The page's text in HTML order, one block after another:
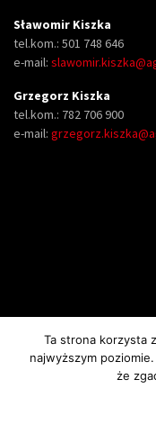
Sławomir Kiszka
tel.kom.: 501 748 646
e-mail:
Grzegorz Kiszka
tel.kom.: 782 706 900
e-mail:
Copyright AGAMON II
Wszelkie prawa zastrzeżone.
Ta strona korzysta
najwyższym
że